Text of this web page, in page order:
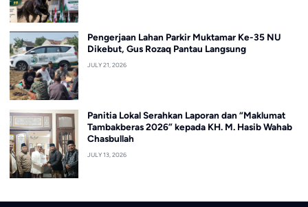
Pengerjaan Lahan Parkir Muktamar Ke-35 NU
Dikebut, Gus Rozaq Pantau Langsung
JULY 21, 2026
Panitia Lokal Serahkan Laporan dan “Maklumat
Tambakberas 2026” kepada KH. M. Hasib Wahab
Chasbullah
JULY 13, 2026